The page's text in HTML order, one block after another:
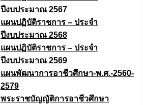
ปีงบประมาณ 2567
แผนปฏิบัติราชการ – ประจำ
ปีงบประมาณ 2568
แผนปฏิบัติราชการ – ประจำ
ปีงบประมาณ 2569
แผนพัฒนาการอาชีวศึกษา-พ.ศ.-2560-
2579
พระราชบัญญัติการอาชีวศึกษา